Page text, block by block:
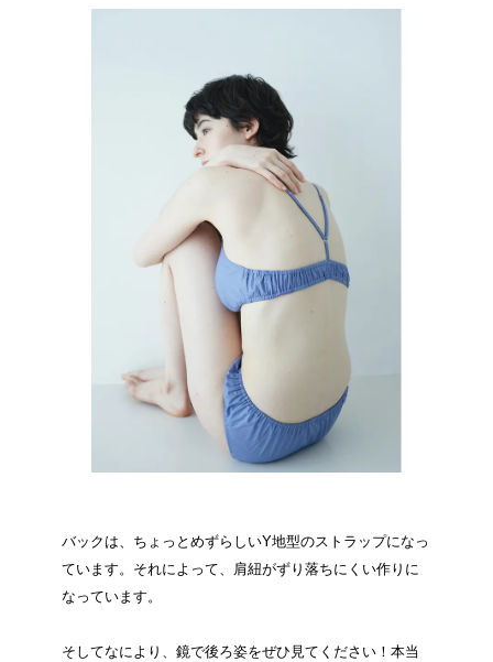
バックは、ちょっとめずらしいY地型のストラップになっ
ています。それによって、肩紐がずり落ちにくい作りに
なっています。
そしてなにより、鏡で後ろ姿をぜひ見てください！本当